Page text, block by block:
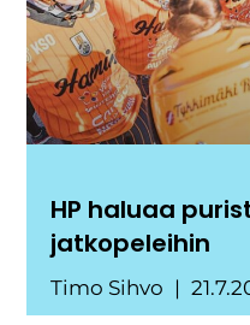
HP haluaa
jatkopeleihin
Timo Sihvo